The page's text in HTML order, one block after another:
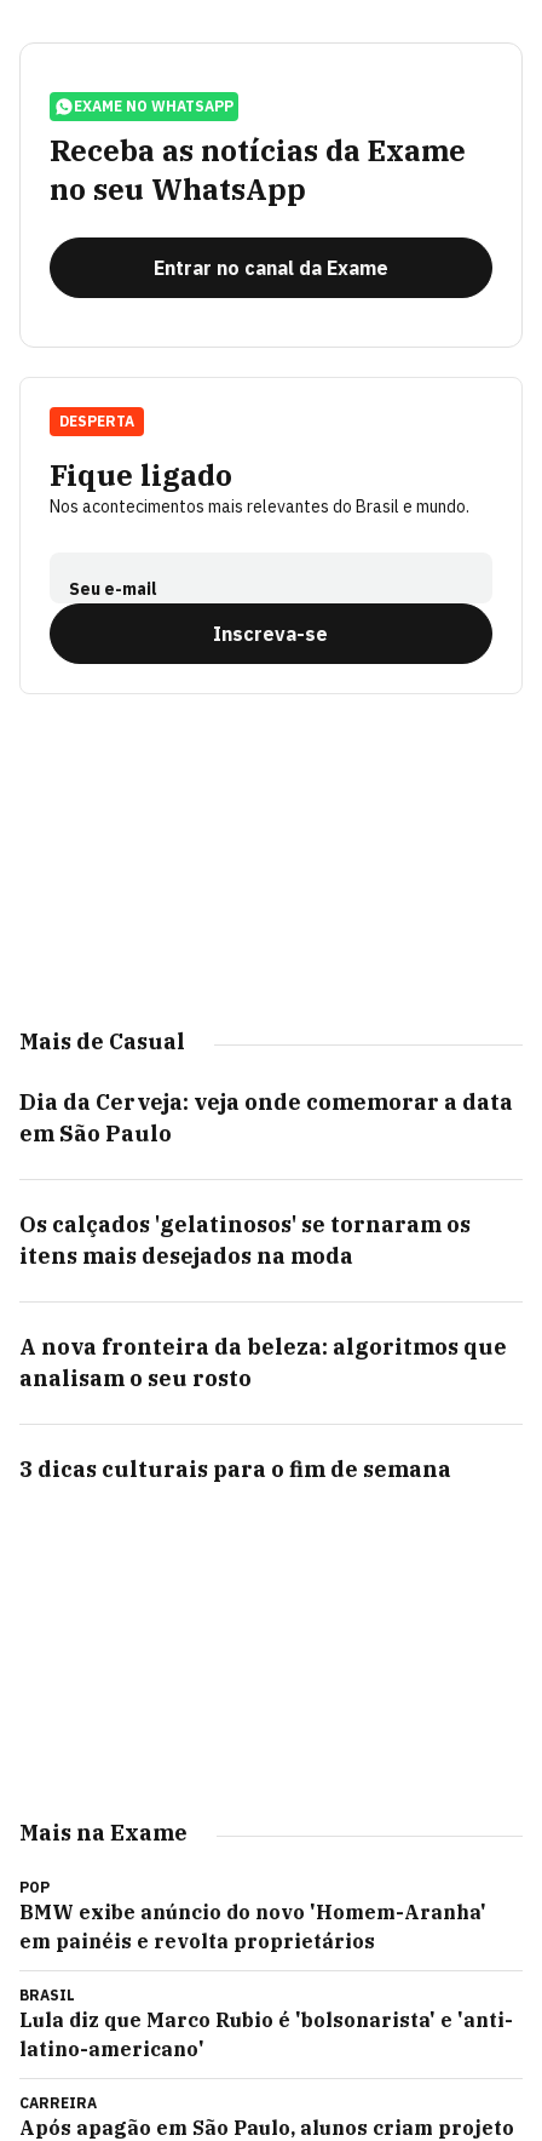
EXAME NO WHATSAPP
Receba as notícias da Exame
no seu WhatsApp
Entrar no canal da Exame
Fique ligado
Nos acontecimentos mais relevantes do Brasil e mundo.
Seu e-mail
Inscreva-se
DESPERTA
Mais de Casual
Dia da Cerveja: veja onde comemorar a data
em São Paulo
Os calçados 'gelatinosos' se tornaram os
itens mais desejados na moda
A nova fronteira da beleza: algoritmos que
analisam o seu rosto
3 dicas culturais para o fim de semana
Mais na Exame
POP
BMW exibe anúncio do novo 'Homem-Aranha'
em painéis e revolta proprietários
BRASIL
Lula diz que Marco Rubio é 'bolsonarista' e 'anti-
latino-americano'
CARREIRA
Após apagão em São Paulo, alunos criam projeto